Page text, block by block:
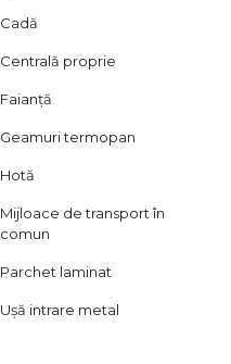
Cadă
Centrală proprie
Faianță
Geamuri termopan
Hotă
Mijloace de transport în
comun
Parchet laminat
Ușă intrare metal